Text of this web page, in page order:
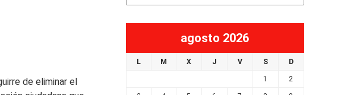
de eliminar el
agosto 2026
L M X J V S D
1 2